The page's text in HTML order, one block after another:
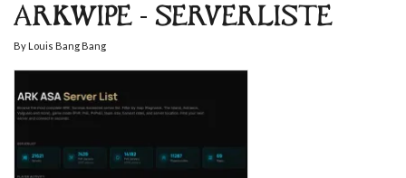
ARKWIPE - SERVERLISTE
By Louis Bang Bang